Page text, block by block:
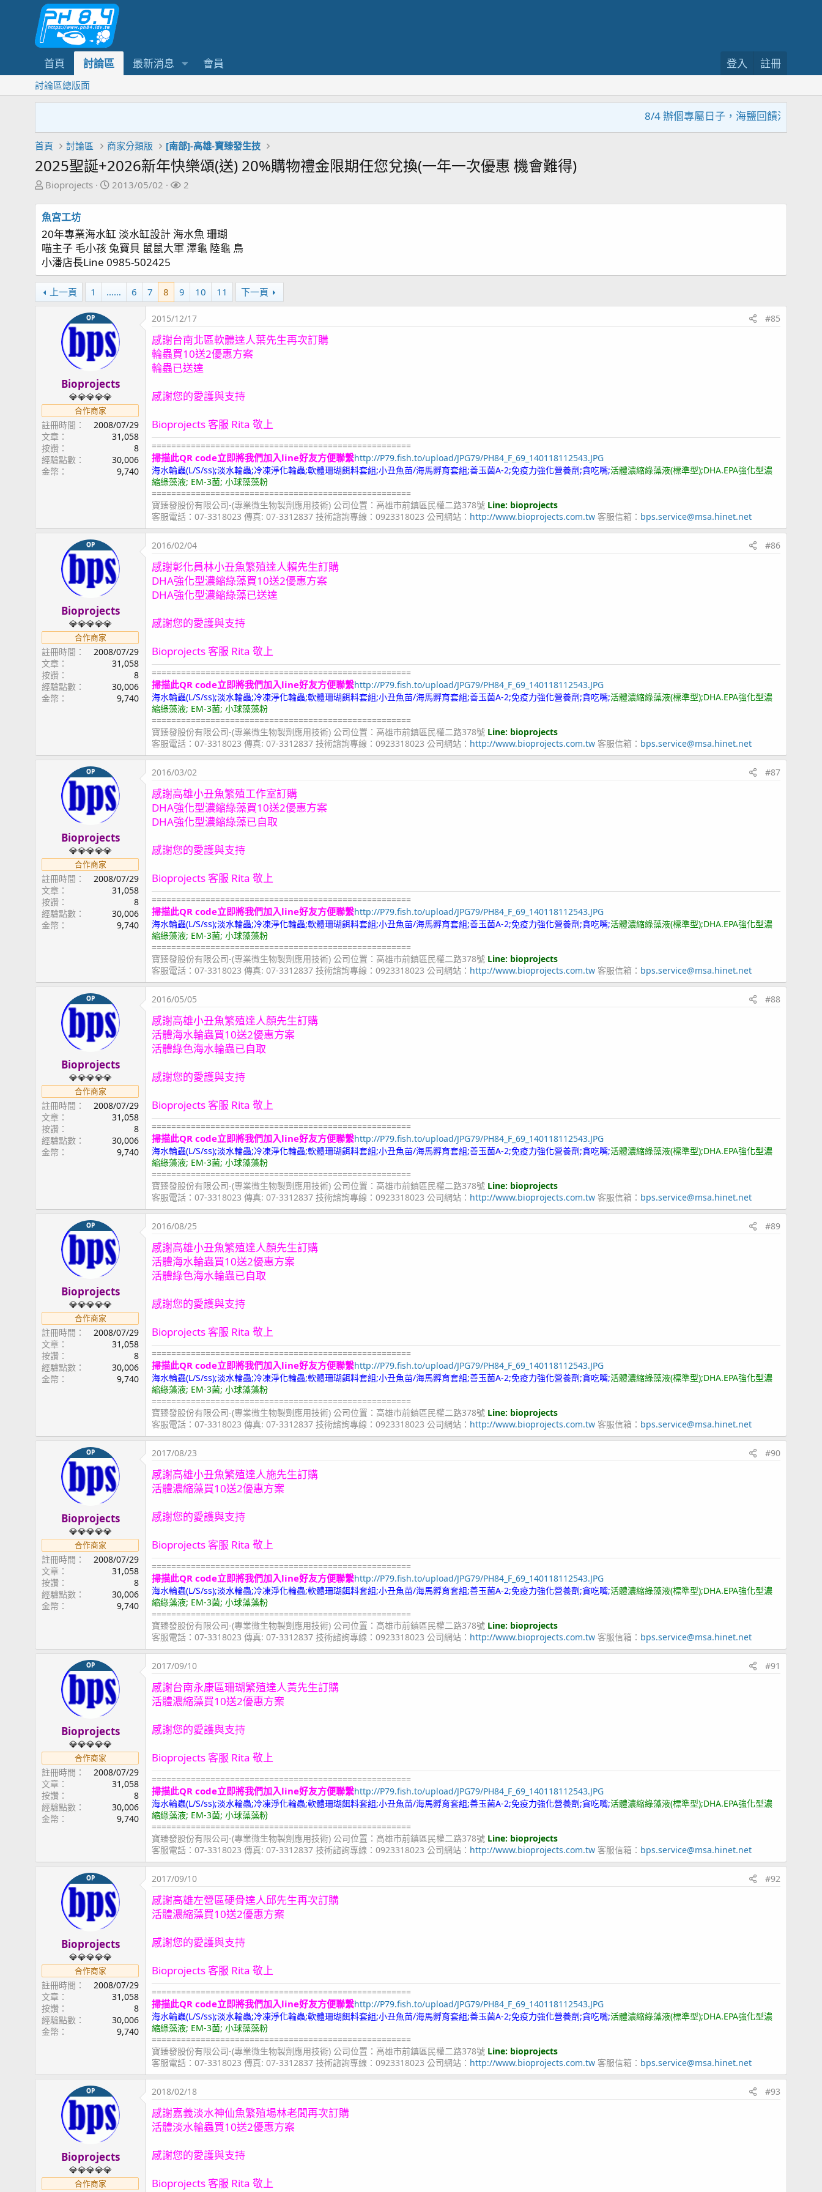
首頁 討論區 最新消息 會員 登入 註冊
討論區總版面
8/4 辦個專屬日子，海鹽回饋活動，大家
首頁 討論區 商家分類版 [南部]-高雄-寶臻發生技
2025聖誕+2026新年快樂頌(送) 20%購物禮金限期任您兌換(一年一次優惠 機會難得)
主
發
起
人
Bioprojects
開
2013/05/02
關
2
魚宮工坊
20年專業海水缸 淡水缸設計 海水魚 珊瑚
喵主子 毛小孩 兔寶貝 鼠鼠大軍 澤龜 陸龜 鳥
小潘店長Line 0985-502425
上一頁 1 …… 6 7 8 9 10 11 下一頁
OP
Bioprojects
💎💎💎💎💎
合作商家
註冊時間
2008/07/29
文章
31,058
按讚
8
經驗點數
30,006
金幣
9,740
2015/12/17 #85
感謝台南北區軟體達人葉先生再次訂購
輪蟲買10送2優惠方案
輪蟲已送達
感謝您的愛護與支持
Bioprojects 客服 Rita 敬上
=====================================================
掃描此QR code立即將我們加入line好友方便聯繫http://P79.fish.to/upload/JPG79/PH84_F_69_140118112543.JPG
海水輪蟲(L/S/ss);淡水輪蟲;冷凍淨化輪蟲;軟體珊瑚餌料套組;小丑魚苗/海馬孵育套組;善玉菌A-2;免疫力強化營養劑;貪吃嘴;活體濃縮綠藻液(標準型);DHA.EPA強化型濃
縮綠藻液; EM-3菌; 小球藻藻粉
=====================================================
寶臻發股份有限公司-(專業微生物製劑應用技術) 公司位置：高雄市前鎮區民權二路378號 Line: bioprojects
客服電話：07-3318023 傳真: 07-3312837 技術諮詢專線：0923318023 公司網站： http://www.bioprojects.com.tw 客服信箱： bps.service@msa.hinet.net
OP
Bioprojects
💎💎💎💎💎
合作商家
註冊時間
2008/07/29
文章
31,058
按讚
8
經驗點數
30,006
金幣
9,740
2016/02/04 #86
感謝彰化員林小丑魚繁殖達人賴先生訂購
DHA強化型濃縮綠藻買10送2優惠方案
DHA強化型濃縮綠藻已送達
感謝您的愛護與支持
Bioprojects 客服 Rita 敬上
=====================================================
掃描此QR code立即將我們加入line好友方便聯繫http://P79.fish.to/upload/JPG79/PH84_F_69_140118112543.JPG
海水輪蟲(L/S/ss);淡水輪蟲;冷凍淨化輪蟲;軟體珊瑚餌料套組;小丑魚苗/海馬孵育套組;善玉菌A-2;免疫力強化營養劑;貪吃嘴;活體濃縮綠藻液(標準型);DHA.EPA強化型濃
縮綠藻液; EM-3菌; 小球藻藻粉
=====================================================
寶臻發股份有限公司-(專業微生物製劑應用技術) 公司位置：高雄市前鎮區民權二路378號 Line: bioprojects
客服電話：07-3318023 傳真: 07-3312837 技術諮詢專線：0923318023 公司網站： http://www.bioprojects.com.tw 客服信箱： bps.service@msa.hinet.net
OP
Bioprojects
💎💎💎💎💎
合作商家
註冊時間
2008/07/29
文章
31,058
按讚
8
經驗點數
30,006
金幣
9,740
2016/03/02 #87
感謝高雄小丑魚繁殖工作室訂購
DHA強化型濃縮綠藻買10送2優惠方案
DHA強化型濃縮綠藻已自取
感謝您的愛護與支持
Bioprojects 客服 Rita 敬上
=====================================================
掃描此QR code立即將我們加入line好友方便聯繫http://P79.fish.to/upload/JPG79/PH84_F_69_140118112543.JPG
海水輪蟲(L/S/ss);淡水輪蟲;冷凍淨化輪蟲;軟體珊瑚餌料套組;小丑魚苗/海馬孵育套組;善玉菌A-2;免疫力強化營養劑;貪吃嘴;活體濃縮綠藻液(標準型);DHA.EPA強化型濃
縮綠藻液; EM-3菌; 小球藻藻粉
=====================================================
寶臻發股份有限公司-(專業微生物製劑應用技術) 公司位置：高雄市前鎮區民權二路378號 Line: bioprojects
客服電話：07-3318023 傳真: 07-3312837 技術諮詢專線：0923318023 公司網站： http://www.bioprojects.com.tw 客服信箱： bps.service@msa.hinet.net
OP
Bioprojects
💎💎💎💎💎
合作商家
註冊時間
2008/07/29
文章
31,058
按讚
8
經驗點數
30,006
金幣
9,740
2016/05/05 #88
感謝高雄小丑魚繁殖達人顏先生訂購
活體海水輪蟲買10送2優惠方案
活體綠色海水輪蟲已自取
感謝您的愛護與支持
Bioprojects 客服 Rita 敬上
=====================================================
掃描此QR code立即將我們加入line好友方便聯繫http://P79.fish.to/upload/JPG79/PH84_F_69_140118112543.JPG
海水輪蟲(L/S/ss);淡水輪蟲;冷凍淨化輪蟲;軟體珊瑚餌料套組;小丑魚苗/海馬孵育套組;善玉菌A-2;免疫力強化營養劑;貪吃嘴;活體濃縮綠藻液(標準型);DHA.EPA強化型濃
縮綠藻液; EM-3菌; 小球藻藻粉
=====================================================
寶臻發股份有限公司-(專業微生物製劑應用技術) 公司位置：高雄市前鎮區民權二路378號 Line: bioprojects
客服電話：07-3318023 傳真: 07-3312837 技術諮詢專線：0923318023 公司網站： http://www.bioprojects.com.tw 客服信箱： bps.service@msa.hinet.net
OP
Bioprojects
💎💎💎💎💎
合作商家
註冊時間
2008/07/29
文章
31,058
按讚
8
經驗點數
30,006
金幣
9,740
2016/08/25 #89
感謝高雄小丑魚繁殖達人顏先生訂購
活體海水輪蟲買10送2優惠方案
活體綠色海水輪蟲已自取
感謝您的愛護與支持
Bioprojects 客服 Rita 敬上
=====================================================
掃描此QR code立即將我們加入line好友方便聯繫http://P79.fish.to/upload/JPG79/PH84_F_69_140118112543.JPG
海水輪蟲(L/S/ss);淡水輪蟲;冷凍淨化輪蟲;軟體珊瑚餌料套組;小丑魚苗/海馬孵育套組;善玉菌A-2;免疫力強化營養劑;貪吃嘴;活體濃縮綠藻液(標準型);DHA.EPA強化型濃
縮綠藻液; EM-3菌; 小球藻藻粉
=====================================================
寶臻發股份有限公司-(專業微生物製劑應用技術) 公司位置：高雄市前鎮區民權二路378號 Line: bioprojects
客服電話：07-3318023 傳真: 07-3312837 技術諮詢專線：0923318023 公司網站： http://www.bioprojects.com.tw 客服信箱： bps.service@msa.hinet.net
OP
Bioprojects
💎💎💎💎💎
合作商家
註冊時間
2008/07/29
文章
31,058
按讚
8
經驗點數
30,006
金幣
9,740
2017/08/23 #90
感謝高雄小丑魚繁殖達人施先生訂購
活體濃縮藻買10送2優惠方案
感謝您的愛護與支持
Bioprojects 客服 Rita 敬上
=====================================================
掃描此QR code立即將我們加入line好友方便聯繫http://P79.fish.to/upload/JPG79/PH84_F_69_140118112543.JPG
海水輪蟲(L/S/ss);淡水輪蟲;冷凍淨化輪蟲;軟體珊瑚餌料套組;小丑魚苗/海馬孵育套組;善玉菌A-2;免疫力強化營養劑;貪吃嘴;活體濃縮綠藻液(標準型);DHA.EPA強化型濃
縮綠藻液; EM-3菌; 小球藻藻粉
=====================================================
寶臻發股份有限公司-(專業微生物製劑應用技術) 公司位置：高雄市前鎮區民權二路378號 Line: bioprojects
客服電話：07-3318023 傳真: 07-3312837 技術諮詢專線：0923318023 公司網站： http://www.bioprojects.com.tw 客服信箱： bps.service@msa.hinet.net
OP
Bioprojects
💎💎💎💎💎
合作商家
註冊時間
2008/07/29
文章
31,058
按讚
8
經驗點數
30,006
金幣
9,740
2017/09/10 #91
感謝台南永康區珊瑚繁殖達人黃先生訂購
活體濃縮藻買10送2優惠方案
感謝您的愛護與支持
Bioprojects 客服 Rita 敬上
=====================================================
掃描此QR code立即將我們加入line好友方便聯繫http://P79.fish.to/upload/JPG79/PH84_F_69_140118112543.JPG
海水輪蟲(L/S/ss);淡水輪蟲;冷凍淨化輪蟲;軟體珊瑚餌料套組;小丑魚苗/海馬孵育套組;善玉菌A-2;免疫力強化營養劑;貪吃嘴;活體濃縮綠藻液(標準型);DHA.EPA強化型濃
縮綠藻液; EM-3菌; 小球藻藻粉
=====================================================
寶臻發股份有限公司-(專業微生物製劑應用技術) 公司位置：高雄市前鎮區民權二路378號 Line: bioprojects
客服電話：07-3318023 傳真: 07-3312837 技術諮詢專線：0923318023 公司網站： http://www.bioprojects.com.tw 客服信箱： bps.service@msa.hinet.net
OP
Bioprojects
💎💎💎💎💎
合作商家
註冊時間
2008/07/29
文章
31,058
按讚
8
經驗點數
30,006
金幣
9,740
2017/09/10 #92
感謝高雄左營區硬骨達人邱先生再次訂購
活體濃縮藻買10送2優惠方案
感謝您的愛護與支持
Bioprojects 客服 Rita 敬上
=====================================================
掃描此QR code立即將我們加入line好友方便聯繫http://P79.fish.to/upload/JPG79/PH84_F_69_140118112543.JPG
海水輪蟲(L/S/ss);淡水輪蟲;冷凍淨化輪蟲;軟體珊瑚餌料套組;小丑魚苗/海馬孵育套組;善玉菌A-2;免疫力強化營養劑;貪吃嘴;活體濃縮綠藻液(標準型);DHA.EPA強化型濃
縮綠藻液; EM-3菌; 小球藻藻粉
=====================================================
寶臻發股份有限公司-(專業微生物製劑應用技術) 公司位置：高雄市前鎮區民權二路378號 Line: bioprojects
客服電話：07-3318023 傳真: 07-3312837 技術諮詢專線：0923318023 公司網站： http://www.bioprojects.com.tw 客服信箱： bps.service@msa.hinet.net
OP
Bioprojects
💎💎💎💎💎
合作商家
2018/02/18 #93
感謝嘉義淡水神仙魚繁殖場林老闆再次訂購
活體淡水輪蟲買10送2優惠方案
感謝您的愛護與支持
Bioprojects 客服 Rita 敬上